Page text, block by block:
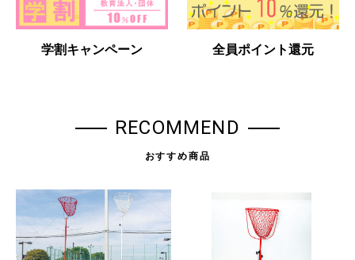
学割キャンペーン 全員ポイント還元
RECOMMEND
おすすめ商品